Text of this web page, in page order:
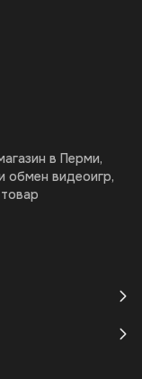
в Перми,
обмен видеоигр,